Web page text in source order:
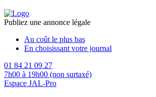
Publiez une annonce légale
Au coût le plus bas
En choisissant votre journal
01 84 21 09 27
7h00 à 19h00 (non surtaxé)
Espace JAL-Pro